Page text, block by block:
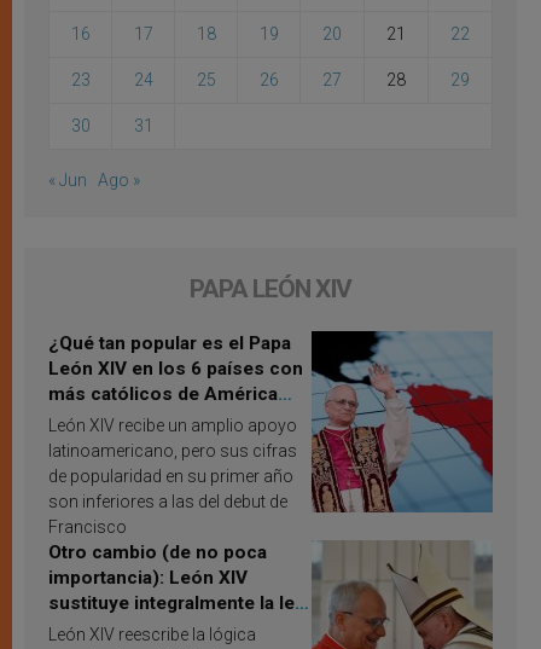
16 17 18 19 20 21 22
23 24 25 26 27 28 29
30 31
« Jun Ago »
PAPA LEÓN XIV
¿Qué tan popular es el Papa
León XIV en los 6 países con
más católicos de América
Latina en 2026? Publican
resultados de investigación
León XIV recibe un amplio apoyo
latinoamericano, pero sus cifras
de popularidad en su primer año
son inferiores a las del debut de
Francisco
Otro cambio (de no poca
importancia): León XIV
sustituye integralmente la ley
vaticana de Papa Francisco
León XIV reescribe la lógica